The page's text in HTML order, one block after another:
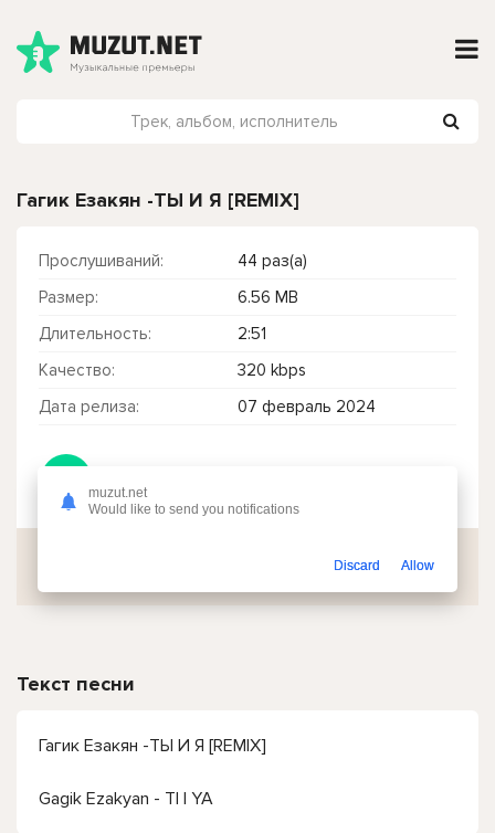
Гагик Езакян -ТЫ И Я [REMIX]
Прослушиваний:
44 раз(а)
Размер:
6.56 MB
Длительность:
2:51
Качество:
320 kbps
Дата релиза:
07 февраль 2024
Текст песни
Гагик Езакян -ТЫ И Я [REMIX]
Gagik Ezakyan - TI I YA
muzut.net
Would like to send you notifications
Discard Allow